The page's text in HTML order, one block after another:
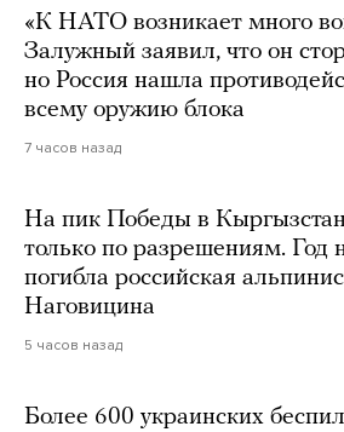
«К НАТО возникает много
Залужный заявил, что он
но Россия нашла
всему оружию блока
7 часов назад
На пик Победы в
только по разрешениям. Год
погибла российская
Наговицина
5 часов назад
Более 600 украинских